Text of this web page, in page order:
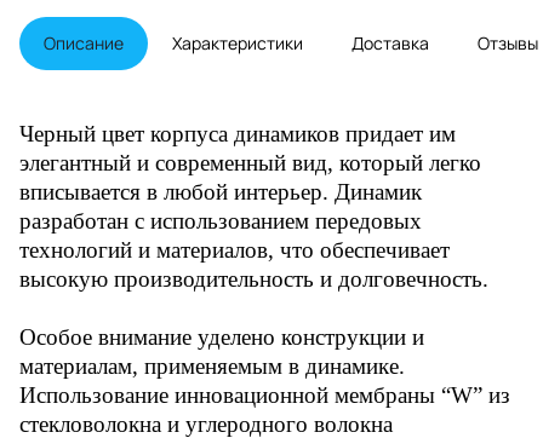
мощную звуковую сцену в
автомобиле или домашней
аудиосистеме.<br>
src="/upload/medialibrary/106/q0
wh18y6l8fm7e3j1lmmxgedotjsjk6b
.jpg" height="97"
title="6591811014.jpg"><img
width="126" alt="Screenshot
(3).png"
src="/upload/medialibrary/3b9/8
4q92reqtt2ktfvqooq0ki0ay9hcs63
7.png" height="87"
Описание Характеристики Доставка Отзывы
Черный цвет корпуса динамиков придает им
элегантный и современный вид, который легко
вписывается в любой интерьер. Динамик
разработан с использованием передовых
технологий и материалов, что обеспечивает
высокую производительность и долговечность.
Особое внимание уделено конструкции и
материалам, применяемым в динамике.
Использование инновационной мембраны “W” из
стекловолокна и углеродного волокна